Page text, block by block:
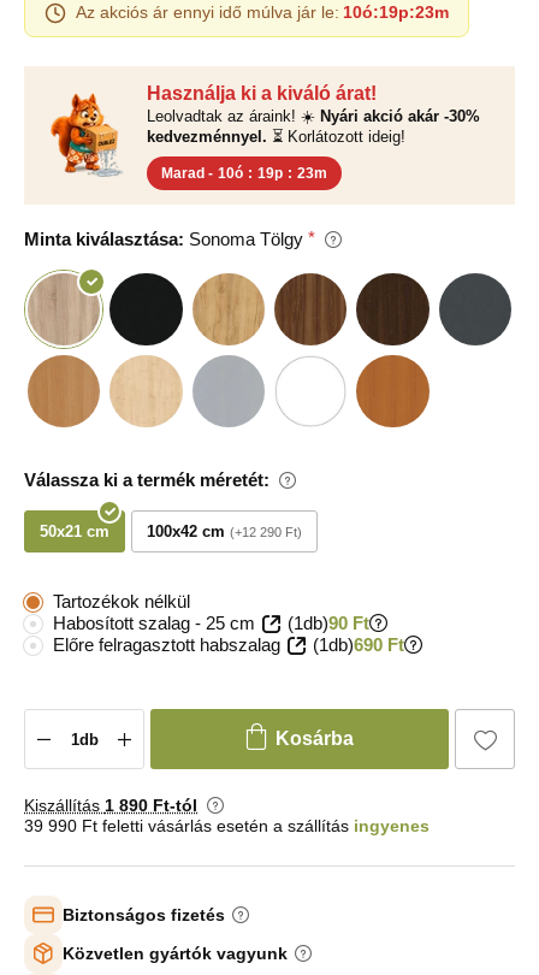
Használja ki a kiváló árat!
Leolvadtak az áraink! ☀️ Nyári akció akár -30%
kedvezménnyel. ⏳ Korlátozott ideig!
Marad - 10ó : 19p : 23m
Minta kiválasztása: Sonoma Tölgy
Válassza ki a termék méretét:
50x21 cm 100x42 cm +12 290 Ft
Az akciós ár ennyi idő múlva jár le: 10ó:19p:23m
Tartozékok nélkül
Habosított szalag - 25 cm
(1db)90 Ft
Előre felragasztott habszalag
(1db)690 Ft
Kosárba
Kiszállítás 1 890 Ft-tól
39 990 Ft feletti vásárlás esetén a szállítás ingyenes
Biztonságos fizetés
Közvetlen gyártók vagyunk